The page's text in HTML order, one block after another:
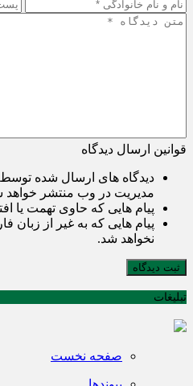
قوانین ارسال دیدگاه
دیدگاه های ارسال شده توسط
مدیریت در وب منتشر خواهد
پیام هایی که حاوی تهمت یا
پیام هایی که به غیر از زبان
نخواهد شد.
ثبت دیدگاه
تبلیغات
صفحه نخست